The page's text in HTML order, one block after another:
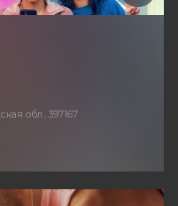
обл., 397167